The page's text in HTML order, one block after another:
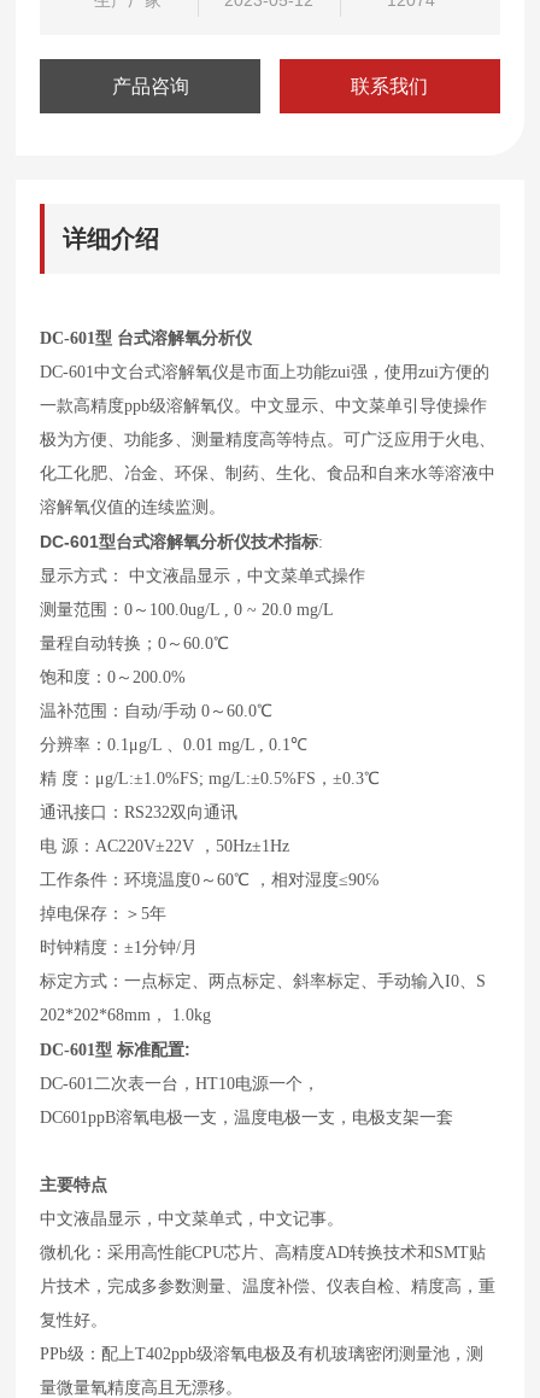
产品咨询 联系我们
详细介绍
DC-601型 台式溶解氧分析仪
DC-601中文台式溶解氧仪是市面上功能zui强，使用zui方便的
一款高精度ppb级溶解氧仪。中文显示、中文菜单引导使操作
极为方便、功能多、测量精度高等特点。可广泛应用于火电、
化工化肥、冶金、环保、制药、生化、食品和自来水等溶液中
溶解氧仪值的连续监测。
DC-601型台式溶解氧分析仪技术指标:
显示方式： 中文液晶显示，中文菜单式操作
测量范围：0～100.0ug/L , 0 ~ 20.0 mg/L
量程自动转换；0～60.0℃
饱和度：0～200.0%
温补范围：自动/手动 0～60.0℃
分辨率：0.1μg/L 、0.01 mg/L , 0.1℃
精 度：μg/L:±1.0%FS; mg/L:±0.5%FS，±0.3℃
通讯接口：RS232双向通讯
电 源：AC220V±22V ，50Hz±1Hz
工作条件：环境温度0～60℃ ，相对湿度≤90℅
掉电保存：＞5年
时钟精度：±1分钟/月
标定方式：一点标定、两点标定、斜率标定、手动输入I0、S
202*202*68mm， 1.0kg
DC-601型标准配置:
DC-601二次表一台，HT10电源一个，
DC601ppB溶氧电极一支，温度电极一支，电极支架一套
主要特点
中文液晶显示，中文菜单式，中文记事。
微机化：采用高性能CPU芯片、高精度AD转换技术和SMT贴
片技术，完成多参数测量、温度补偿、仪表自检、精度高，重
复性好。
PPb级：配上T402ppb级溶氧电极及有机玻璃密闭测量池，测
量微量氧精度高且无漂移。